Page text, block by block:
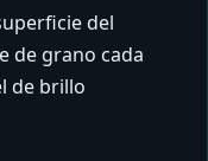
del
de grano cada
de brillo